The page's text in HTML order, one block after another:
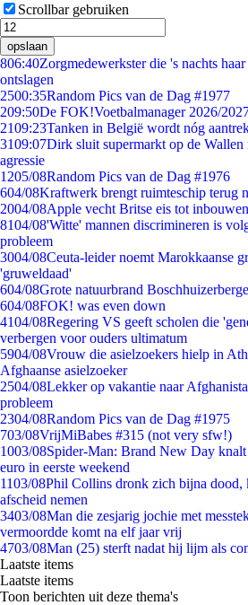
Scrollbar gebruiken
opslaan
806:40Zorgmedewerkster die 's nachts
ontslagen
2500:35Random Pics van de Dag #1977
209:50De FOK!Voetbalmanager 2026/
2109:23Tanken in België wordt nóg
3109:07Dirk sluit supermarkt op de Wallen
agressie
1205/08Random Pics van de Dag #1976
604/08Kraftwerk brengt ruimteschip terug
2004/08Apple vecht Britse eis tot
8104/08'Witte' mannen discrimineren is
probleem
3004/08Ceuta-leider noemt Marokkaanse
'gruweldaad'
604/08Grote natuurbrand
604/08FOK! was even down
4104/08Regering VS geeft scholen die
verbergen voor ouders ultimatum
5904/08Vrouw die asielzoekers hielp in
Afghaanse asielzoeker
2504/08Lekker op vakantie naar
probleem
2304/08Random Pics van de Dag #1975
703/08VrijMiBabes #315 (not very sfw!)
1003/08Spider-Man: Brand New Day
euro in eerste weekend
1103/08Phil Collins dronk zich bijna dood,
afscheid nemen
3403/08Man die zesjarig jochie met
vermoordde komt na elf jaar vrij
4703/08Man (25) sterft nadat hij lijm als
Laatste items
Laatste items
Toon berichten uit deze thema's